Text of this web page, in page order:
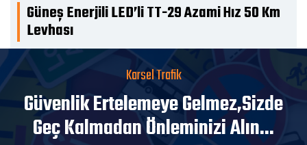
Güneş Enerjili LED’li TT-29 Azami Hız 50 Km
Levhası
Karsel Trafik
Güvenlik Ertelemeye Gelmez,Sizde
Geç Kalmadan Önleminizi Alın...